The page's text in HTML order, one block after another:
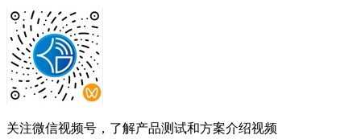
关注微信视频号，了解产品测试和方案介绍视频